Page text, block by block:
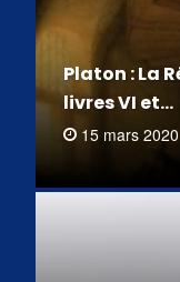
Platon : La
livres VI et…
15 mars 2020